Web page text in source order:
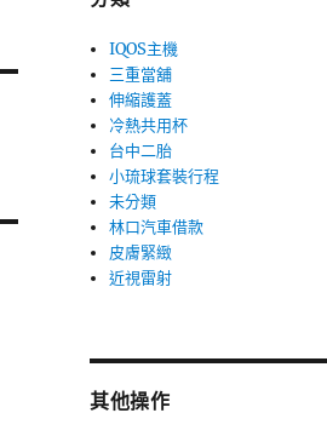
IQOS主機
三重當舖
伸縮護蓋
冷熱共用杯
台中二胎
小琉球套裝行程
未分類
林口汽車借款
皮膚緊緻
近視雷射
其他操作